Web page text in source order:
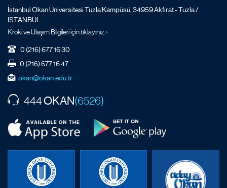
İstanbul Okan Üniversitesi Tuzla Kampüsü, 34959 Akfırat - Tuzla /
İSTANBUL
Kroki ve Ulaşım Bilgileri için tıklayınız. ›
0 (216) 677 16 30
0 (216) 677 16 47
okan@okan.edu.tr
444OKAN(6526)